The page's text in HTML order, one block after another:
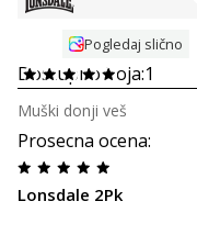
Pogledaj slično
Dostupno boja:1
Prosecna ocena:
Lonsdale 2Pk
Muški donji veš